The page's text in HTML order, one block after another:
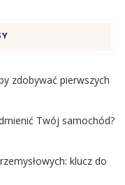
zdobywać pierwszych
Twój samochód?
klucz do